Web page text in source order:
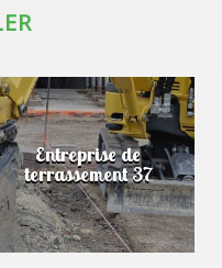
Entreprise de
terrassement 37